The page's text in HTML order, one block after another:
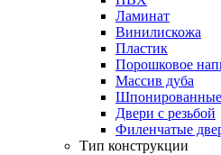
Ламинат
Винилискожа
Пластик
Порошковое
Массив дуба
Шпонированные
Двери с резьбой
Филенчатые
Тип конструкции